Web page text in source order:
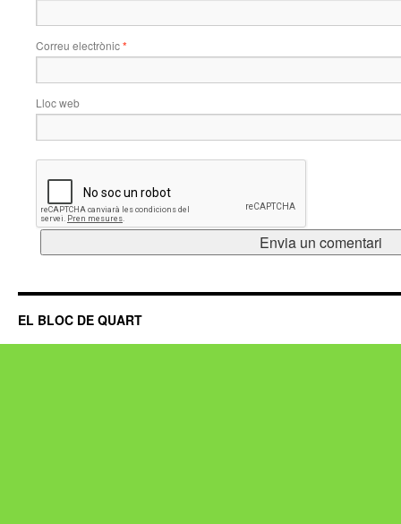
Correu electrònic*
Lloc web
EL BLOC DE QUART